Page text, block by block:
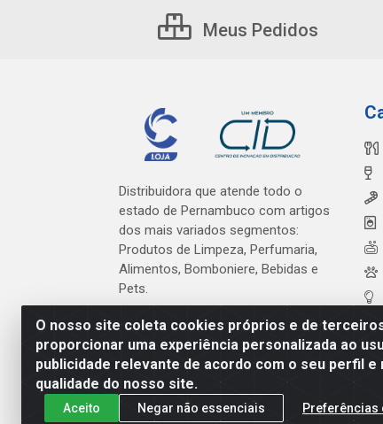
O nosso site coleta cookies próprios e de
proporcionar uma experiência personalizada ao
publicidade relevante de acordo com o seu perfil e
qualidade do nosso site.
Aceito Negar não essenciais Preferências
Meus Pedidos
Distribuidora que atende todo o
estado de Pernambuco com artigos
dos mais variados segmentos:
Produtos de Limpeza, Perfumaria,
Alimentos, Bomboniere, Bebidas e
Pets.
Cardeal Distribuidora -